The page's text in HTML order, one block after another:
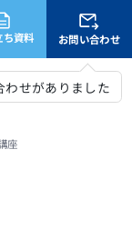
ち資料 お問い合わせ
わせがありました
座